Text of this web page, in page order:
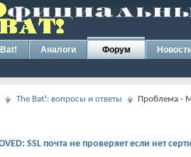
Аналоги Форум
The Bat!: вопросы и ответы Проблема -
SSL почта не проверяет если нет